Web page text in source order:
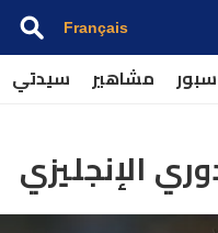
Français
سبور مشاهير سيدتي
الإنجليزي